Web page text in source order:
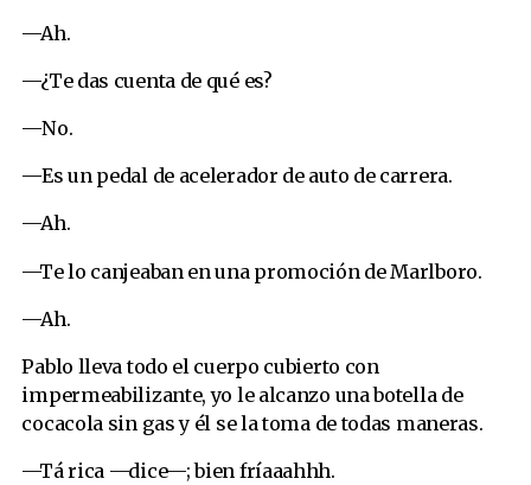
—Ah.
—¿Te das cuenta de qué es?
—No.
—Es un pedal de acelerador de auto de carrera.
—Ah.
—Te lo canjeaban en una promoción de Marlboro.
—Ah.
Pablo lleva todo el cuerpo cubierto con
impermeabilizante, yo le alcanzo una botella de
cocacola sin gas y él se la toma de todas maneras.
—Tá rica —dice—; bien fríaaahhh.